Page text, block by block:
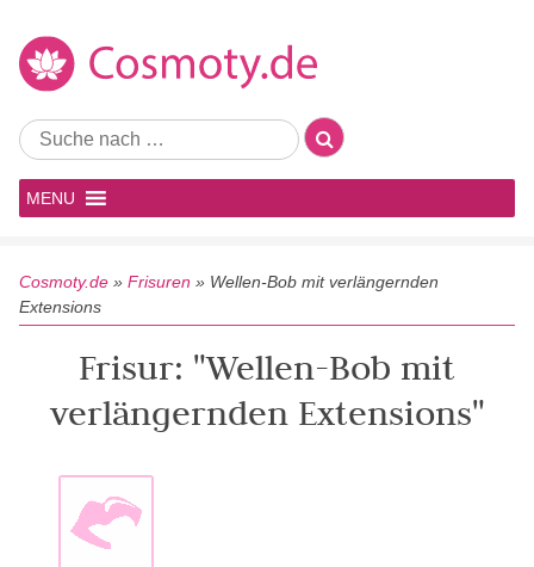
MENU
Cosmoty.de » Frisuren » Wellen-Bob mit verlängernden
Extensions
Frisur: "Wellen-Bob mit
verlängernden Extensions"